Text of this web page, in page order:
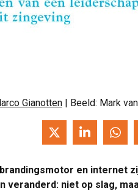
Gianotten | Beeld: Mark
en internet
veranderd: niet op slag,